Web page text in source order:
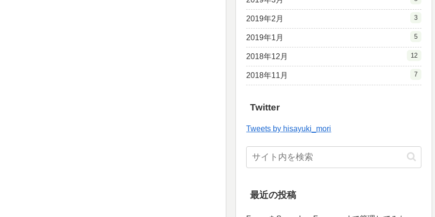
2019年2月 3
2019年1月 5
2018年12月 12
2018年11月 7
Twitter
Tweets by hisayuki_mori
最近の投稿